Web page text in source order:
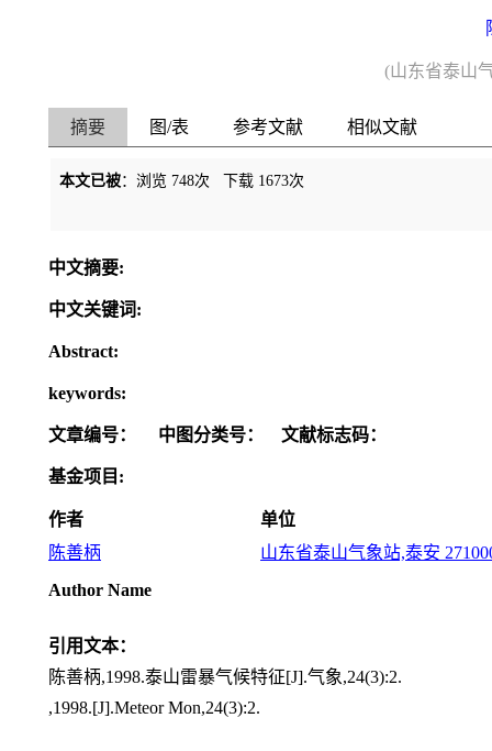
(山东省泰山
摘要 图/表 参考文献 相似文献
本文已被：浏览 748次 下载 1673次
中文摘要:
中文关键词:
Abstract:
keywords:
文章编号： 中图分类号： 文献标志码：
基金项目:
作者
单位
陈善柄
山东省泰山气象站,泰安
Author Name
引用文本：
陈善柄,1998.泰山雷暴气候特征[J].气象,24(3):2.
,1998.[J].Meteor Mon,24(3):2.